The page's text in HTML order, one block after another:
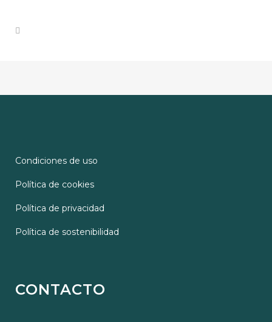
Condiciones de uso
Política de cookies
Política de privacidad
Política de sostenibilidad
CONTACTO